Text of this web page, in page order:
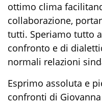
ottimo clima
collaborazione,
tutti. Speriamo tutto
confronto e di
normali relazioni
Esprimo assoluta e
confronti di